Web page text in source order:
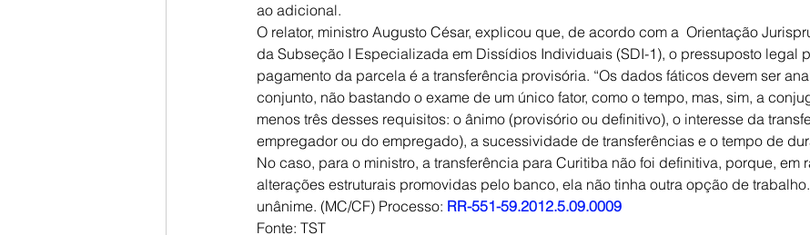
ao adicional.
O relator, ministro Augusto César, explicou que, de acordo com a  Orientação
da Subseção I Especializada em Dissídios Individuais (SDI-1), o pressuposto legal
pagamento da parcela é a transferência provisória. “Os dados fáticos devem ser
conjunto, não bastando o exame de um único fator, como o tempo, mas, sim, a
menos três desses requisitos: o ânimo (provisório ou definitivo), o interesse da
empregador ou do empregado), a sucessividade de transferências e o tempo de
No caso, para o ministro, a transferência para Curitiba não foi definitiva, porque, em
alterações estruturais promovidas pelo banco, ela não tinha outra opção de
unânime. (MC/CF) Processo: RR-551-59.2012.5.09.0009
Fonte: TST